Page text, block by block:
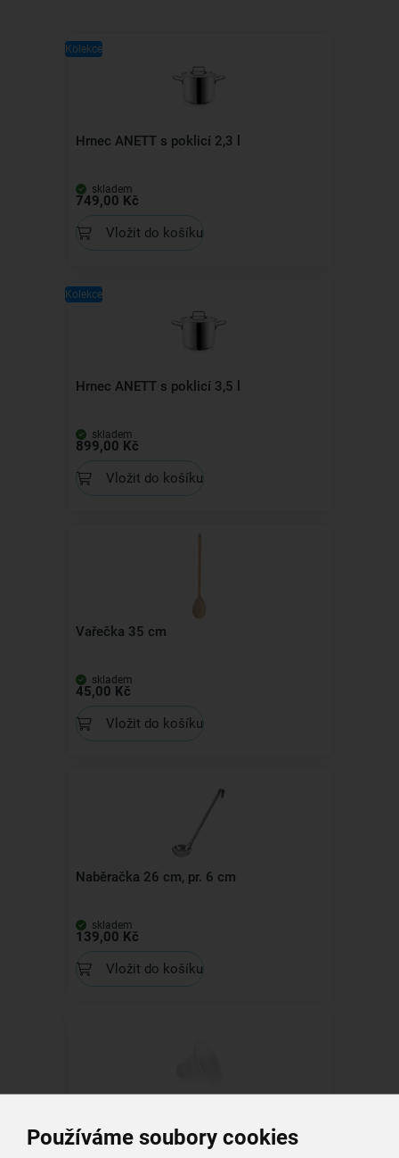
Používáme soubory cookies
Kolekce
Hrnec ANETT s poklicí 2,3 l
skladem
749,00 Kč
Vložit do košíku
Kolekce
Hrnec ANETT s poklicí 3,5 l
skladem
899,00 Kč
Vložit do košíku
Vařečka 35 cm
skladem
45,00 Kč
Vložit do košíku
Naběračka 26 cm, pr. 6 cm
skladem
139,00 Kč
Vložit do košíku